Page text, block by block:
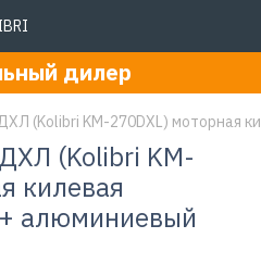
дилер
(Kolibri KM-270DXL) моторная
(Kolibri KM-
килевая
алюминиевый